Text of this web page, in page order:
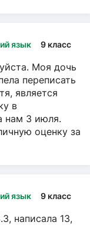
язык 9 класс
Моя дочь
переписать
является
в
нам 3 июля.
оценку за
язык 9 класс
написала 13,